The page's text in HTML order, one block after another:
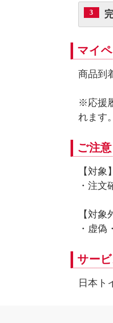
3
マイ
商品到
※応援
れます
ご注意
【対象
・注
【対象
・虚
サー
日本ト